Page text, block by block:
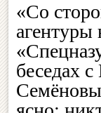
«Со
беседах